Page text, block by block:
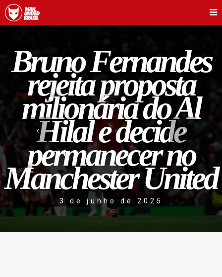
Bruno Fernandes
rejeita proposta
milionária do Al
Hilal e decide
permanecer no
Manchester United
3 de junho de 2025